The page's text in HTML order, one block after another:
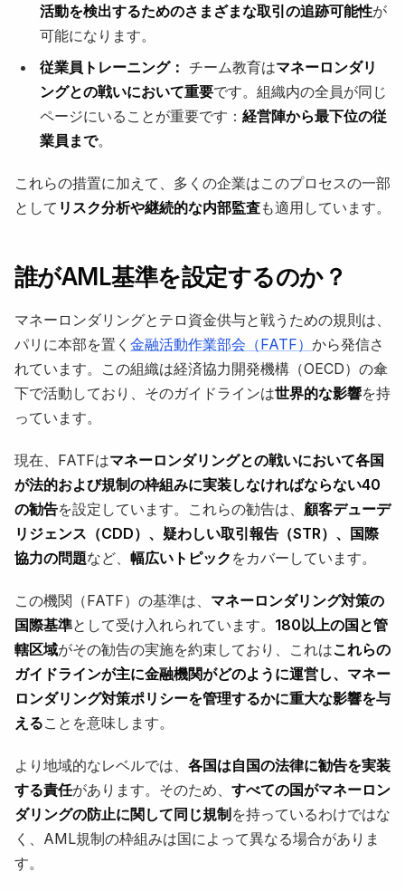
活動を検出するためのさまざまな取引の追跡可能性が
可能になります。
従業員トレーニング： チーム教育はマネーロンダリ
ングとの戦いにおいて重要です。組織内の全員が同じ
ページにいることが重要です： 経営陣から最下位の従
業員まで。
これらの措置に加えて、多くの企業はこのプロセスの一部
として リスク分析や継続的な内部監査も適用しています。
誰がAML基準を設定するのか？
マネーロンダリングとテロ資金供与と戦うための規則は、
パリに本部を置く 金融活動作業部会（FATF） から発信さ
れています。この組織は経済協力開発機構（OECD）の傘
下で活動しており、そのガイドラインは世界的な影響を持
っています。
現在、FATFはマネーロンダリングとの戦いにおいて各国
が法的および規制の枠組みに実装しなければならない40
の勧告を設定しています。これらの勧告は、 顧客デューデ
リジェンス（CDD）、疑わしい取引報告（STR）、国際
協力の問題など、 幅広いトピック をカバーしています。
この機関（FATF）の基準は、 マネーロンダリング対策の
国際基準として受け入れられています。 180以上の国と管
轄区域がその勧告の実施を約束しており、これはこれらの
ガイドラインが主に金融機関がどのように運営し、マネー
ロンダリング対策ポリシーを管理するかに重大な影響を与
えることを意味します。
より地域的なレベルでは、 各国は自国の法律に勧告を実装
する責任があります。そのため、 すべての国がマネーロン
ダリングの防止に関して同じ規制を持っているわけではな
く、AML規制の枠組みは国によって異なる場合がありま
す。